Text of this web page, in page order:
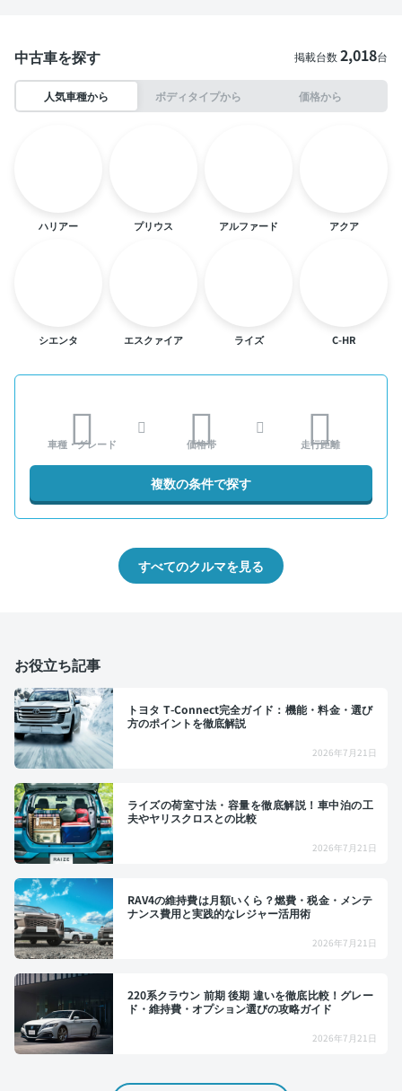
中古車を探す 掲載台数2,018台
人気車種から ボディタイプから 価格から
ハリアー プリウス アルファード アクア
シエンタ エスクァイア ライズ C-HR
車種・グレード 価格帯 走行距離
複数の条件で探す
すべてのクルマを見る
お役立ち記事
トヨタ T-Connect完全ガイド：機能・料金・選び
方のポイントを徹底解説
2026年7月21日
ライズの荷室寸法・容量を徹底解説！車中泊の工
夫やヤリスクロスとの比較
2026年7月21日
RAV4の維持費は月額いくら？燃費・税金・メンテ
ナンス費用と実践的なレジャー活用術
2026年7月21日
220系クラウン 前期 後期 違いを徹底比較！グレー
ド・維持費・オプション選びの攻略ガイド
2026年7月21日